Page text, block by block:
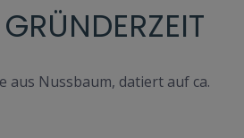
aus Nussbaum, datiert auf ca.